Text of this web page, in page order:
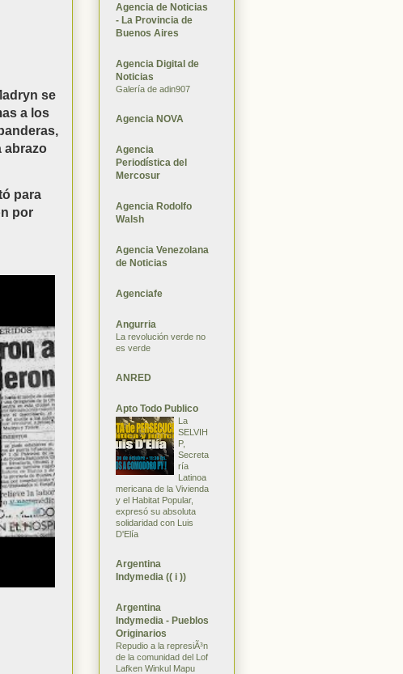
se
a los
abrazo
para
por
Agencia de Noticias
- La Provincia de
Buenos Aires
Agencia Digital de
Noticias
Galería de adin907
Agencia NOVA
Agencia
Periodística del
Mercosur
Agencia Rodolfo
Walsh
Agencia Venezolana
de Noticias
Agenciafe
Angurria
La revolución verde no
es verde
ANRED
Apto Todo Publico
La
SELVIH
P,
Secreta
ría
Latinoa
mericana de la Vivienda
y el Habitat Popular,
expresó su absoluta
solidaridad con Luis
D'Elía
Argentina
Indymedia (( i ))
Argentina
Indymedia - Pueblos
Originarios
Repudio a la represiÃ³n
de la comunidad del Lof
Lafken Winkul Mapu